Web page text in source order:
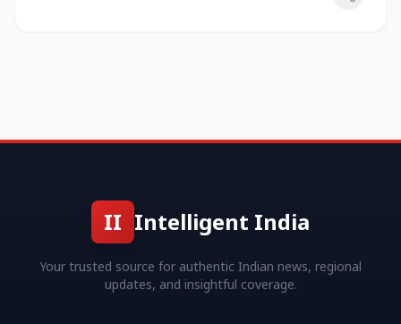
II Intelligent India
Your trusted source for authentic Indian news, regional
updates, and insightful coverage.